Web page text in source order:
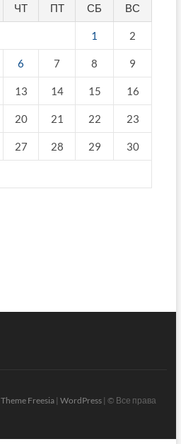
ЧТ ПТ СБ ВС
1 2
6 7 8 9
13 14 15 16
20 21 22 23
27 28 29 30
Theme Freesia| WordPress| © Все права